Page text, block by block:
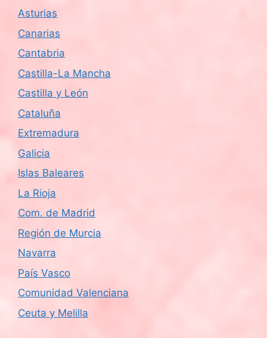
Asturias
Canarias
Cantabria
Castilla-La Mancha
Castilla y León
Cataluña
Extremadura
Galicia
Islas Baleares
La Rioja
Com. de Madrid
Región de Murcia
Navarra
País Vasco
Comunidad Valenciana
Ceuta y Melilla